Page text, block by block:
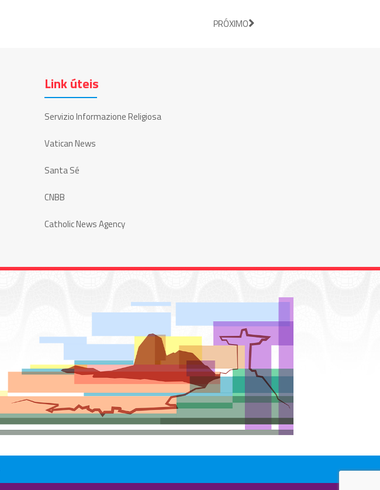
PRÓXIMO
Link úteis
Servizio Informazione Religiosa
Vatican News
Santa Sé
CNBB
Catholic News Agency